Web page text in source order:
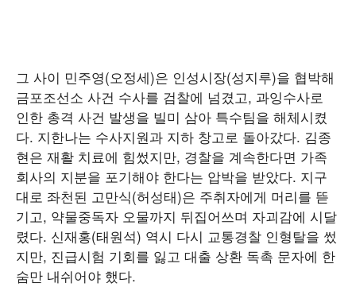
그 사이 민주영(오정세)은 인성시장(성지루)을 협박해
금포조선소 사건 수사를 검찰에 넘겼고, 과잉수사로
인한 총격 사건 발생을 빌미 삼아 특수팀을 해체시켰
다. 지한나는 수사지원과 지하 창고로 돌아갔다. 김종
현은 재활 치료에 힘썼지만, 경찰을 계속한다면 가족
회사의 지분을 포기해야 한다는 압박을 받았다. 지구
대로 좌천된 고만식(허성태)은 주취자에게 머리를 뜯
기고, 약물중독자 오물까지 뒤집어쓰며 자괴감에 시달
렸다. 신재홍(태원석) 역시 다시 교통경찰 인형탈을 썼
지만, 진급시험 기회를 잃고 대출 상환 독촉 문자에 한
숨만 내쉬어야 했다.